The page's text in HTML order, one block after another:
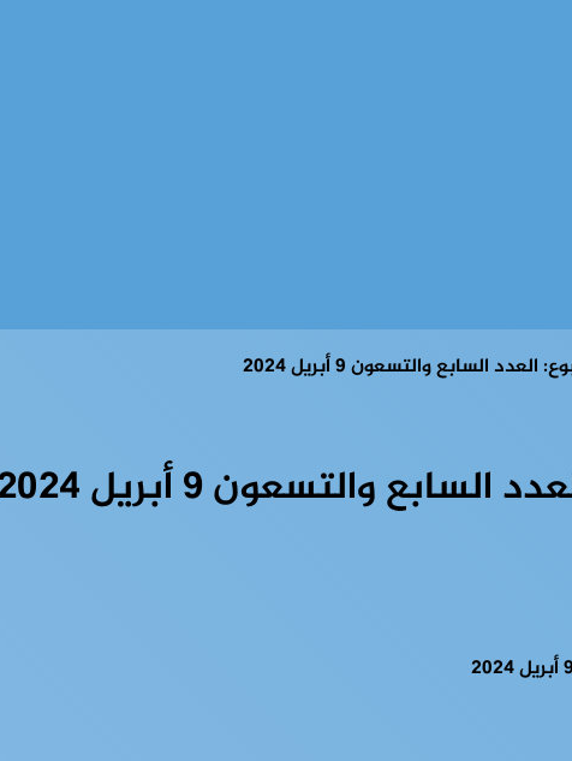
السابع والتسعون 9 أبريل 2024
والتسعون 9 أبريل 2024